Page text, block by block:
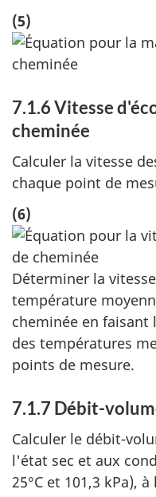
(5)
7.1.6 Vitesse
cheminée
Calculer la vitesse
chaque point de
(6)
Déterminer la
température
cheminée en faisant
des températures
points de mesure.
7.1.7 Débit-
Calculer le débit-
l'état sec et aux
25°C et 101,3 kPa),